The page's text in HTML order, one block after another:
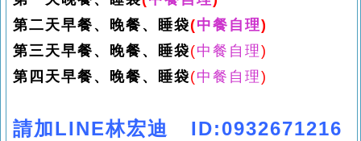
第二天早餐、 晚餐、 睡袋(中餐自理)
第三天早餐、晚餐、 睡袋(中餐自理)
第四天早餐、晚餐、 睡袋(中餐自理)
請加LINE林宏迪 ID:0932671216